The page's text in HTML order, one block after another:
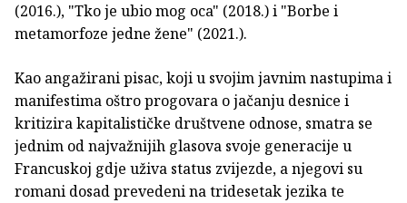
(2016.), "Tko je ubio mog oca" (2018.) i "Borbe i
metamorfoze jedne žene" (2021.).
Kao angažirani pisac, koji u svojim javnim nastupima i
manifestima oštro progovara o jačanju desnice i
kritizira kapitalističke društvene odnose, smatra se
jednim od najvažnijih glasova svoje generacije u
Francuskoj gdje uživa status zvijezde, a njegovi su
romani dosad prevedeni na tridesetak jezika te